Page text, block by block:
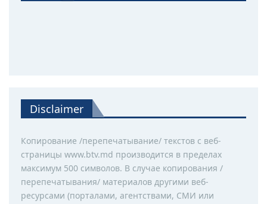
Disclaimer
Копирование /перепечатывание/ текстов с веб-
страницы www.btv.md производится в пределах
максимум 500 символов. В случае копирования /
перепечатывания/ материалов другими веб-
ресурсами (порталами, агентствами, СМИ или